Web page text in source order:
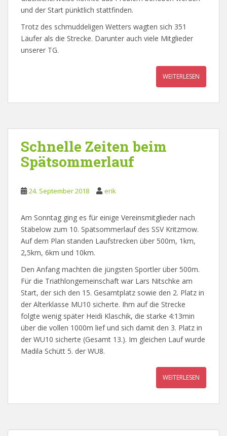
und der Start pünktlich stattfinden.
Trotz des schmuddeligen Wetters wagten sich 351
Läufer als die Strecke. Darunter auch viele Mitglieder
unserer TG.
WEITERLESEN
Schnelle Zeiten beim
Spätsommerlauf
24. September 2018 erik
Am Sonntag ging es für einige Vereinsmitglieder nach
Stäbelow zum 10. Spätsommerlauf des SSV Kritzmow.
Auf dem Plan standen Laufstrecken über 500m, 1km,
2,5km, 6km und 10km.
Den Anfang machten die jüngsten Sportler über 500m.
Für die Triathlongemeinschaft war Lars Nitschke am
Start, der sich den 15. Gesamtplatz sowie den 2. Platz in
der Alterklasse MU10 sicherte. Ihm auf die Strecke
folgte wenig später Heidi Klaschik, die starke 4:13min
über die vollen 1000m lief und sich damit den 3. Platz in
der WU10 sicherte (Gesamt 13.). Im gleichen Lauf wurde
Madila Schütt 5. der WU8.
WEITERLESEN